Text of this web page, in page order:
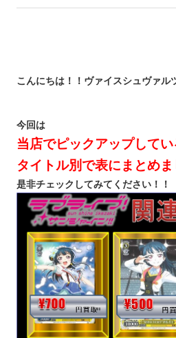
こんにちは！！ヴァイスシュヴァル
今回は
当店でピックアップして
タイトル別で表にまとめ
是非チェックしてみてください！！